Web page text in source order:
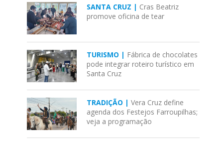
SANTA CRUZ | Cras Beatriz
promove oficina de tear
TURISMO | Fábrica de chocolates
pode integrar roteiro turístico em
Santa Cruz
TRADIÇÃO |Vera Cruz define
agenda dos Festejos Farroupilhas;
veja a programação